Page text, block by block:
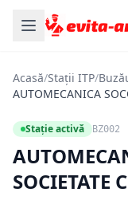
Acasă/Stații ITP/
AUTOMECANICA
Stație activă BZ002
SOCIETATE